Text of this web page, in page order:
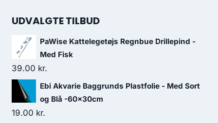
UDVALGTE TILBUD
PaWise Kattelegetøjs Regnbue Drillepind -
Med Fisk
39.00 kr.
Ebi Akvarie Baggrunds Plastfolie - Med Sort
og Blå -60x30cm
19.00 kr.